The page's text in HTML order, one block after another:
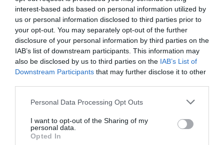
interest-based ads based on personal information utilized by
us or personal information disclosed to third parties prior to
your opt-out. You may separately opt-out of the further
disclosure of your personal information by third parties on the
IAB’s list of downstream participants. This information may
also be disclosed by us to third parties on the IAB’s List of
Downstream Participants that may further disclose it to other
Personal Data Processing Opt Outs
I want to opt-out of the Sharing of my
personal data.
Opted In
inclou a mésuna gran varietat de canals
temàtics als quals és possible connectar-se de
manera gratuïta.
Els desenvolupadors de OKOTM s'han inclòs així
mateix un sistema d'actualitzacions
automàtiques, de manera que el marc
s'actualitzarà sempre que es llancin millores
se. A més,disposa d'un servei d'atenció tècnica
per a resoldre qualsevol incidència.